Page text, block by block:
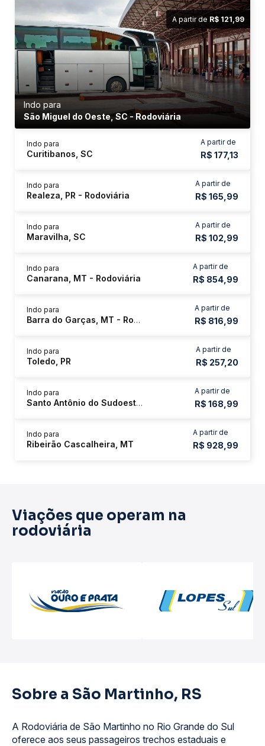
A partir de R$ 121,99
Indo para
São Miguel do Oeste, SC - Rodoviária
A partir de
R$ 177,13
Indo para
Curitibanos, SC
A partir de
R$ 165,99
Indo para
Realeza, PR - Rodoviária
A partir de
R$ 102,99
Indo para
Maravilha, SC
A partir de
R$ 854,99
Indo para
Canarana, MT - Rodoviária
A partir de
R$ 816,99
Indo para
Barra do Garças, MT - Rodoviária
A partir de
R$ 257,20
Indo para
Toledo, PR
A partir de
R$ 168,99
Indo para
Santo Antônio do Sudoeste, PR
A partir de
R$ 928,99
Indo para
Ribeirão Cascalheira, MT
Viações que operam na
rodoviária
Sobre a São Martinho, RS
A Rodoviária de São Martinho no Rio Grande do Sul
oferece aos seus passageiros trechos estaduais e